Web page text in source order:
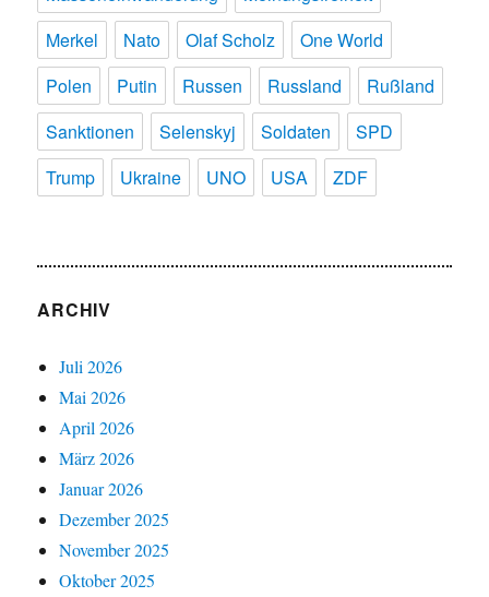
Merkel
Nato Olaf Scholz
One World
Polen
Putin Russen Russland
Rußland
Sanktionen
Selenskyj Soldaten
SPD
Trump
Ukraine UNO USA ZDF
ARCHIV
Juli 2026
Mai 2026
April 2026
März 2026
Januar 2026
Dezember 2025
November 2025
Oktober 2025